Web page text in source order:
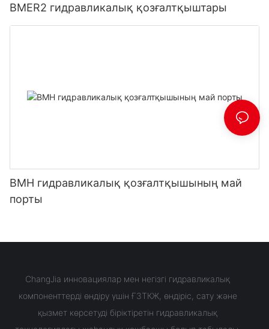
BMER2 гидравликалық қозғалтқыштары
BMH гидравликалық қозғалтқышының май
порты
ChangJia инновациялар мен негізгі гидравликалық
компоненттерді өндіру үшін ҒЗТКЖ, өндіріс, сату және
қызмет көрсетуді біріктіретін гидравликалық